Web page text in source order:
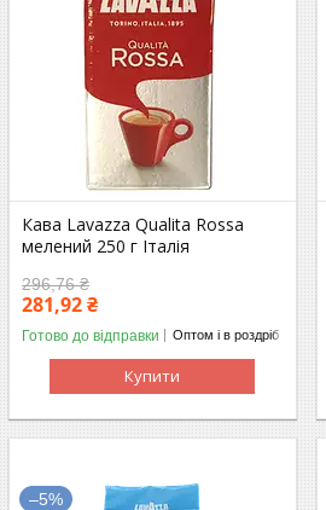
Кава Lavazza Qualita Rossa
мелений 250 г Італія
296,76 ₴
281,92 ₴
Готово до відправки Оптом і в роздріб
Купити
–5%